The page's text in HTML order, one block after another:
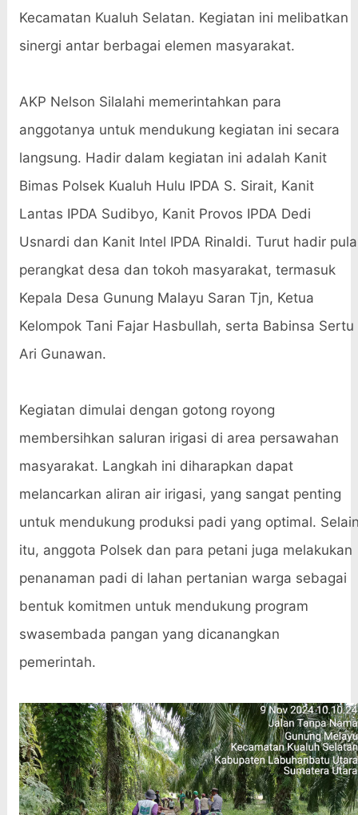
Kecamatan Kualuh Selatan. Kegiatan ini melibatkan
sinergi antar berbagai elemen masyarakat.
AKP Nelson Silalahi memerintahkan para
anggotanya untuk mendukung kegiatan ini secara
langsung. Hadir dalam kegiatan ini adalah Kanit
Bimas Polsek Kualuh Hulu IPDA S. Sirait, Kanit
Lantas IPDA Sudibyo, Kanit Provos IPDA Dedi
Usnardi dan Kanit Intel IPDA Rinaldi. Turut hadir pula
perangkat desa dan tokoh masyarakat, termasuk
Kepala Desa Gunung Malayu Saran Tjn, Ketua
Kelompok Tani Fajar Hasbullah, serta Babinsa Sertu
Ari Gunawan.
Kegiatan dimulai dengan gotong royong
membersihkan saluran irigasi di area persawahan
masyarakat. Langkah ini diharapkan dapat
melancarkan aliran air irigasi, yang sangat penting
untuk mendukung produksi padi yang optimal.
itu, anggota Polsek dan para petani juga melakukan
penanaman padi di lahan pertanian warga sebagai
bentuk komitmen untuk mendukung program
swasembada pangan yang dicanangkan
pemerintah.